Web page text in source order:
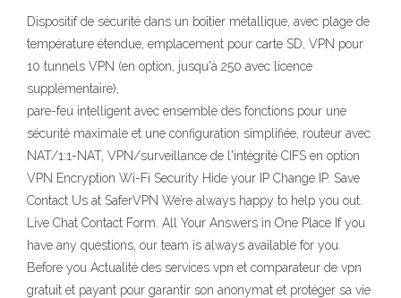
Dispositif de sécurité dans un boîtier métallique, avec plage de
température étendue, emplacement pour carte SD, VPN pour
10 tunnels VPN (en option, jusqu'à 250 avec licence
supplémentaire),
pare-feu intelligent avec ensemble des fonctions pour une
sécurité maximale et une configuration simplifiée, routeur avec
NAT/1:1-NAT, VPN/surveillance de l'intégrité CIFS en option
VPN Encryption Wi-Fi Security Hide your IP Change IP. Save
Contact Us at SaferVPN We’re always happy to help you out.
Live Chat Contact Form. All Your Answers in One Place If you
have any questions, our team is always available for you.
Before you Actualité des services vpn et comparateur de vpn
gratuit et payant pour garantir son anonymat et protéger sa vie